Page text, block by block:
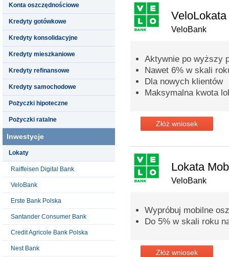
Konta oszczędnościowe
Kredyty gotówkowe
Kredyty konsolidacyjne
Kredyty mieszkaniowe
Kredyty refinansowe
Kredyty samochodowe
Pożyczki hipoteczne
Pożyczki ratalne
Inwestycje
Lokaty
Raiffeisen Digital Bank
VeloBank
Erste Bank Polska
Santander Consumer Bank
Credit Agricole Bank Polska
Nest Bank
VeloBank
Aktywnie po wyższy
Nawet 6% w skali
Dla nowych klientów
Maksymalna kwota
Złóż wniosek
Lokata
VeloBank
Wypróbuj mobilne
Do 5% w skali roku
Złóż wniosek